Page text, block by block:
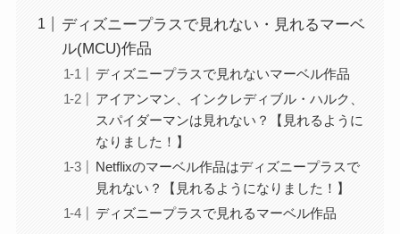
ディズニープラスで見れない・見れるマーベ
ル(MCU)作品
ディズニープラスで見れないマーベル作品
アイアンマン、インクレディブル・ハルク、
スパイダーマンは見れない？【見れるように
なりました！】
Netflixのマーベル作品はディズニープラスで
見れない？【見れるようになりました！】
ディズニープラスで見れるマーベル作品